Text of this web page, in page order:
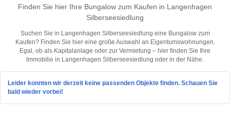
Finden Sie hier Ihre Bungalow zum Kaufen in Langenhagen
Silberseesiedlung
Suchen Sie in Langenhagen Silberseesiedlung eine Bungalow zum
Kaufen? Finden Sie hier eine große Auswahl an Eigentumswohnungen.
Egal, ob als Kapitalanlage oder zur Vermietung – hier finden Sie Ihre
Immobilie in Langenhagen Silberseesiedlung oder in der Nähe.
Leider konnten wir derzeit keine passenden Objekte finden. Schauen Sie
bald wieder vorbei!